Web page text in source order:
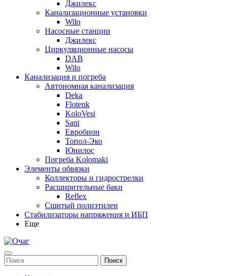
Джилекс
Канализационные установки
Wilo
Насосные станции
Джилекс
Циркуляционные насосы
DAB
Wilo
Канализация и погреба
Автономная канализация
Deka
Flotenk
KoloVesi
Sani
Евробион
Топол-Эко
Юнилос
Погреба Kolomaki
Элементы обвязки
Коллекторы и гидрострелки
Расширительные баки
Reflex
Сшитый полиэтилен
Стабилизаторы напряжения и ИБП
Еще